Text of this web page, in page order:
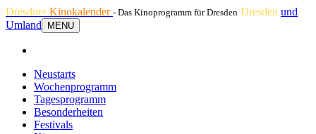
DresdnerKinokalender - Das Kinoprogramm für Dresden Dresden und
Umland
MENU
Neustarts
Wochenprogramm
Tagesprogramm
Besonderheiten
Festivals